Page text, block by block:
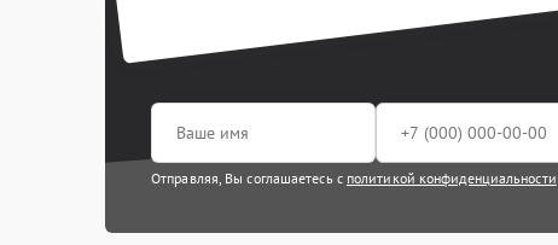
Отправляя, Вы соглашаетесь с политикой конфиденциальности